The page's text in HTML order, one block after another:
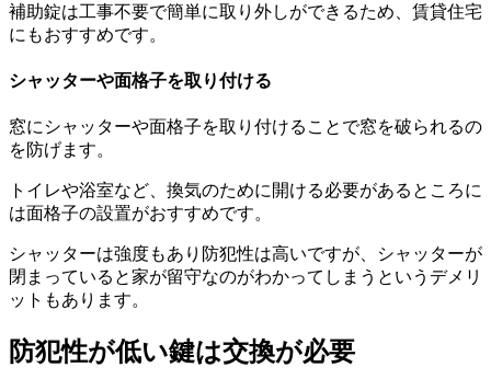
補助錠は工事不要で簡単に取り外しができるため、賃貸住宅
にもおすすめです。
シャッターや面格子を取り付ける
窓にシャッターや面格子を取り付けることで窓を破られるの
を防げます。
トイレや浴室など、換気のために開ける必要があるところに
は面格子の設置がおすすめです。
シャッターは強度もあり防犯性は高いですが、シャッターが
閉まっていると家が留守なのがわかってしまうというデメリ
ットもあります。
防犯性が低い鍵は交換が必要